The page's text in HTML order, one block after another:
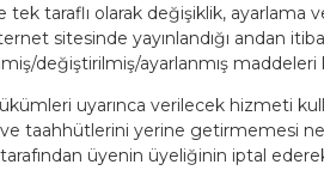
taraflı olarak değişiklik, ayarlama
sitesinde yayınlandığı andan
değiştirilmiş/ayarlanmış maddeleri
uyarınca verilecek hizmeti
taahhütlerini yerine getirmemesi
üyenin üyeliğinin iptal